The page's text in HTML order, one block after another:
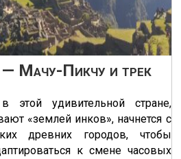
— Мачу-Пикчу и трек
этой удивительной стране,
«землей инков», начнется с
древних городов, чтобы
к смене часовых